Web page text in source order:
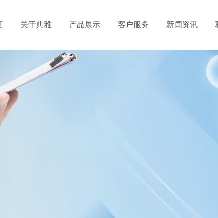
关于典雅 产品展示 客户服务 新闻资讯